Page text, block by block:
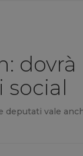
dovrà
social
deputati vale